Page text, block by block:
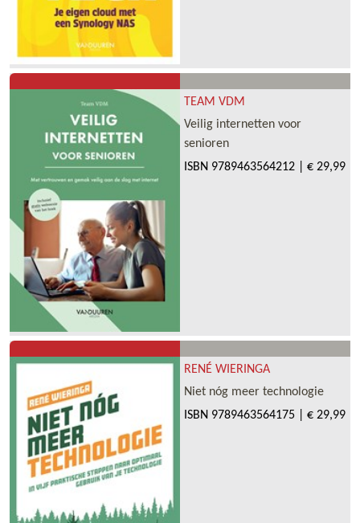
TEAM VDM
Veilig internetten voor
senioren
ISBN 9789463564212 € 29,99
RENÉ WIERINGA
Niet nóg meer technologie
ISBN 9789463564175 € 29,99